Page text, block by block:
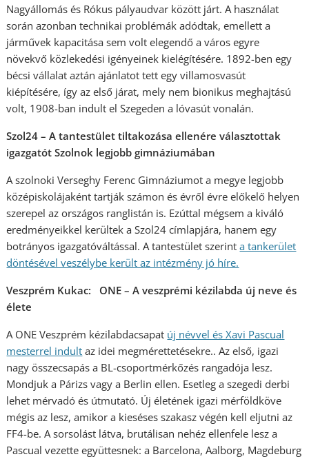
Nagyállomás és Rókus pályaudvar között járt. A használat
során azonban technikai problémák adódtak, emellett a
járművek kapacitása sem volt elegendő a város egyre
növekvő közlekedési igényeinek kielégítésére. 1892-ben egy
bécsi vállalat aztán ajánlatot tett egy villamosvasút
kiépítésére, így az első járat, mely nem bionikus meghajtású
volt, 1908-ban indult el Szegeden a lóvasút vonalán.
Szol24 – A tantestület tiltakozása ellenére választottak
igazgatót Szolnok legjobb gimnáziumában
A szolnoki Verseghy Ferenc Gimnáziumot a megye legjobb
középiskolájaként tartják számon és évről évre előkelő helyen
szerepel az országos ranglistán is. Ezúttal mégsem a kiváló
eredményeikkel kerültek a Szol24 címlapjára, hanem egy
botrányos igazgatóváltással. A tantestület szerinta tankerület
döntésével veszélybe került az intézmény jó híre.
Veszprém Kukac: ONE – A veszprémi kézilabda új neve és
élete
A ONE Veszprém kézilabdacsapat új névvel és Xavi Pascual
mesterrel indult az idei megmérettetésekre.. Az első, igazi
nagy összecsapás a BL-csoportmérkőzés rangadója lesz.
Mondjuk a Párizs vagy a Berlin ellen. Esetleg a szegedi derbi
lehet mérvadó és útmutató. Új életének igazi mérföldköve
mégis az lesz, amikor a kieséses szakasz végén kell eljutni az
FF4-be. A sorsolást látva, brutálisan nehéz ellenfele lesz a
Pascual vezette együttesnek: a Barcelona, Aalborg, Magdeburg